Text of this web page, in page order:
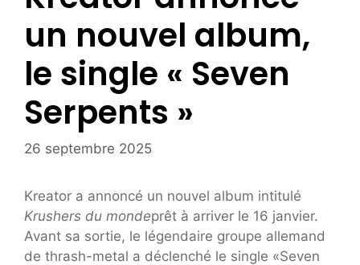
un nouvel album,
le single « Seven
Serpents »
26 septembre 2025
Kreator a annoncé un nouvel album intitulé
Krushers du mondeprêt à arriver le 16 janvier.
Avant sa sortie, le légendaire groupe allemand
de thrash-metal a déclenché le single «Seven